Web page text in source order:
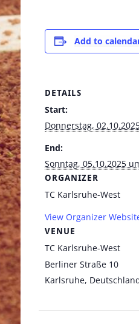
Add to
DETAILS
Start:
Donnerstag,
End:
Sonntag, 05.10.2025
VENUE
TC Karlsruhe-West
Berliner Straße 10
Karlsruhe,
ORGANIZER
TC Karlsruhe-West
View Organizer